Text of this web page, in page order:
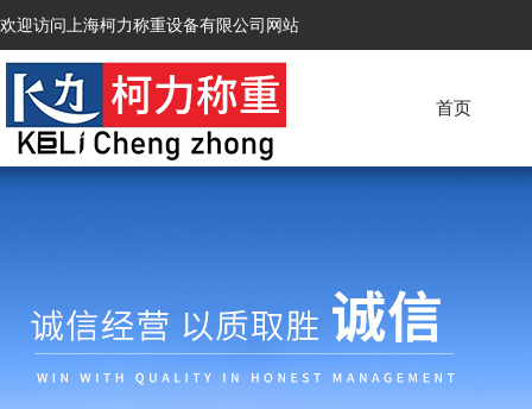
欢迎访问上海柯力称重设备有限公司网站
首页